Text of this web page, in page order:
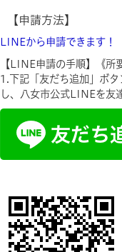
【申請方法】
LINEから申請できます！
【LINE申請の手順】《所
​​1.下記「友だち追加」ボ
し、八女市公式LINEを友